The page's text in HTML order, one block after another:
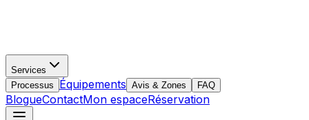
Services
Processus
Équipements Avis & Zones FAQ
BlogueContactMon espaceRéservation